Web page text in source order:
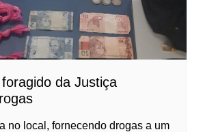
da Justiça
no local, fornecendo drogas a um